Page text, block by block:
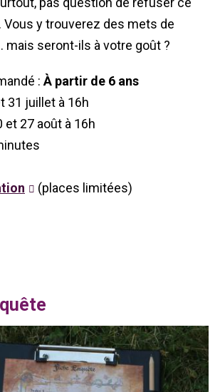
Vous y trouverez des mets de
mais seront-ils à votre goût ?
: À partir de 6 ans
31 juillet à 16h
et 27 août à 16h
(places limitées)